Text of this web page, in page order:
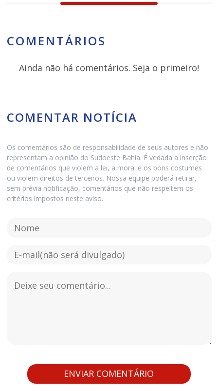
COMENTÁRIOS
Ainda não há comentários. Seja o primeiro!
COMENTAR NOTÍCIA
Os comentários são de responsabilidade de seus autores e não
representam a opinião do Sudoeste Bahia. É vedada a inserção
de comentários que violem a lei, a moral e os bons costumes
ou violem direitos de terceiros. Nossa equipe poderá retirar,
sem prévia notificação, comentários que não respeitem os
critérios impostos neste aviso.